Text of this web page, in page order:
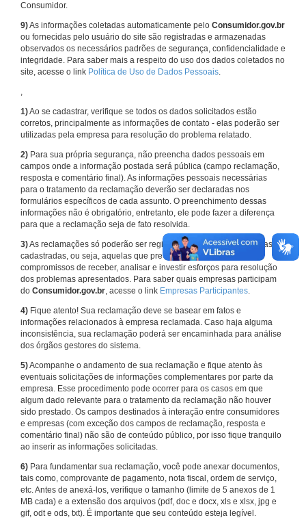
Consumidor.
9)As informações coletadas automaticamente pelo Consumidor.gov.br
ou fornecidas pelo usuário do site são registradas e armazenadas
observados os necessários padrões de segurança, confidencialidade e
integridade. Para saber mais a respeito do uso dos dados coletados no
site, acesse o link Política de Uso de Dados Pessoais.
,
1)Ao se cadastrar, verifique se todos os dados solicitados estão
corretos, principalmente as informações de contato - elas poderão ser
utilizadas pela empresa para resolução do problema relatado.
2) Para sua própria segurança, não preencha dados pessoais em
campos onde a informação postada será pública (campo reclamação,
resposta e comentário final). As informações pessoais necessárias
para o tratamento da reclamação deverão ser declaradas nos
formulários específicos de cada assunto. O preenchimento dessas
informações não é obrigatório, entretanto, ele pode fazer a diferença
para que a reclamação seja de fato resolvida.
3)As reclamações só poderão ser registradas em face de empresas
cadastradas, ou seja, aquelas que previamente assumiram
compromissos de receber, analisar e investir esforços para resolução
dos problemas apresentados. Para saber quais empresas participam
do Consumidor.gov.br, acesse o link Empresas Participantes.
4) Fique atento! Sua reclamação deve se basear em fatos e
informações relacionados à empresa reclamada. Caso haja alguma
inconsistência, sua reclamação poderá ser encaminhada para análise
dos órgãos gestores do sistema.
5)Acompanhe o andamento de sua reclamação e fique atento às
eventuais solicitações de informações complementares por parte da
empresa. Esse procedimento pode ocorrer para os casos em que
algum dado relevante para o tratamento da reclamação não houver
sido prestado. Os campos destinados à interação entre consumidores
e empresas (com exceção dos campos de reclamação, resposta e
comentário final) não são de conteúdo público, por isso fique tranquilo
ao inserir as informações solicitadas.
6) Para fundamentar sua reclamação, você pode anexar documentos,
tais como, comprovante de pagamento, nota fiscal, ordem de serviço,
etc. Antes de anexá-los, verifique o tamanho (limite de 5 anexos de 1
MB cada) e a extensão dos arquivos (pdf, doc e docx, xls e xlsx, jpg e
gif, odt e ods, txt). É importante que seu conteúdo esteja legível.